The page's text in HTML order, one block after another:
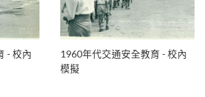
- 校內
1960年代交通安全教育 - 校內
模擬